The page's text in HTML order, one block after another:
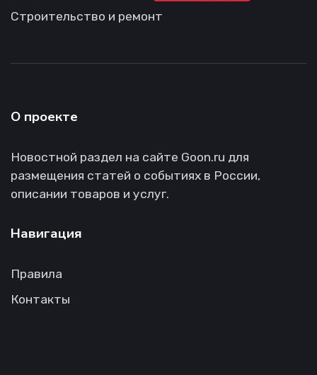
Строительство и ремонт
О проекте
Новостной раздел на сайте Goon.ru для
размещения статей о событиях в России,
описании товаров и услуг.
Навигация
Правила
Контакты